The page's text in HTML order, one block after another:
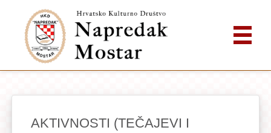
AKTIVNOSTI (TEČAJEVI I